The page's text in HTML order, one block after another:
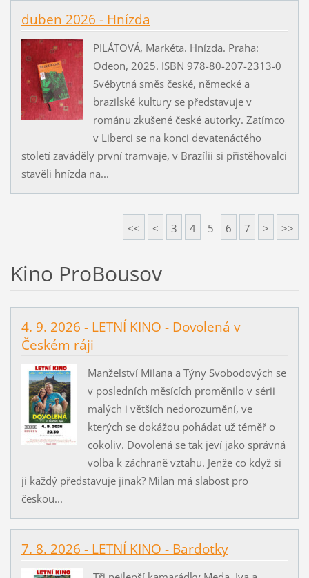
duben 2026 - Hnízda
PILÁTOVÁ, Markéta. Hnízda. Praha:
Odeon, 2025. ISBN 978-80-207-2313-0
Svébytná směs české, německé a
brazilské kultury se představuje v
románu zkušené české autorky. Zatímco
v Liberci se na konci devatenáctého
století zaváděly první tramvaje, v Brazílii si přistěhovalci
stavěli hnízda na...
<< < 3 4 5 6 7 > >>
Kino ProBousov
4. 9. 2026 - LETNÍ KINO - Dovolená v
Českém ráji
Manželství Milana a Týny Svobodových se
v posledních měsících proměnilo v sérii
malých i větších nedorozumění, ve
kterých se dokážou pohádat už téměř o
cokoliv. Dovolená se tak jeví jako správná
volba k záchraně vztahu. Jenže co když si
ji každý představuje jinak? Milan má slabost pro
českou...
7. 8. 2026 - LETNÍ KINO - Bardotky